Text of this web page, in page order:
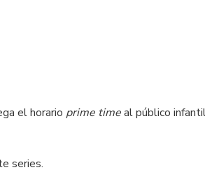
el horario prime timeal público
series.